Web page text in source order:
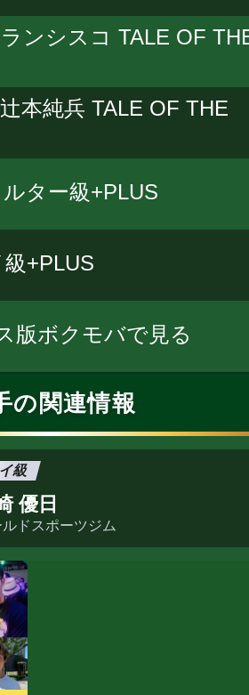
ンシスコ TALE OF
本純兵 TALE OF THE
ター級+PLUS
+PLUS
版ボクモバで見る
の関連情報
級
優日
ルドスポーツジム